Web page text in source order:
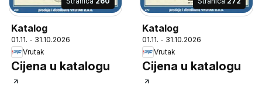
Katalog
01.11. - 31.10.2026
Vrutak
Cijena u katalogu
Katalog
01.11. - 31.10.2026
Vrutak
Cijena u katalogu